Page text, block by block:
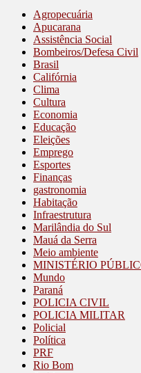
Agropecuária
Apucarana
Assistência Social
Bombeiros/Defesa Civil
Brasil
Califórnia
Clima
Cultura
Economia
Educação
Eleições
Emprego
Esportes
Finanças
gastronomia
Habitação
Infraestrutura
Marilândia do Sul
Mauá da Serra
Meio ambiente
MINISTÉRIO
Mundo
Paraná
POLICIA CIVIL
POLICIA MILITAR
Policial
Política
PRF
Rio Bom